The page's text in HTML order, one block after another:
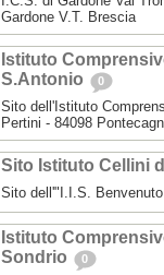
Gardone V.T. Brescia
Istituto
S.Antonio
0
Sito dell'Istituto
Pertini - 84098
Sito Istituto Cellini
Sito dell'"I.I.S.
Istituto
Sondrio
0